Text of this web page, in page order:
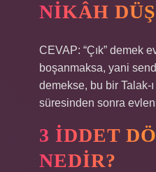
NIKÂH
CEVAP: “Çık” demek
boşanmaksa, yani
demekse, bu bir Talak-
süresinden sonra
3 IDDET
NEDIR?